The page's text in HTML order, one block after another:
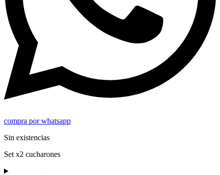
compra por whatsapp
Sin existencias
Set x2 cucharones